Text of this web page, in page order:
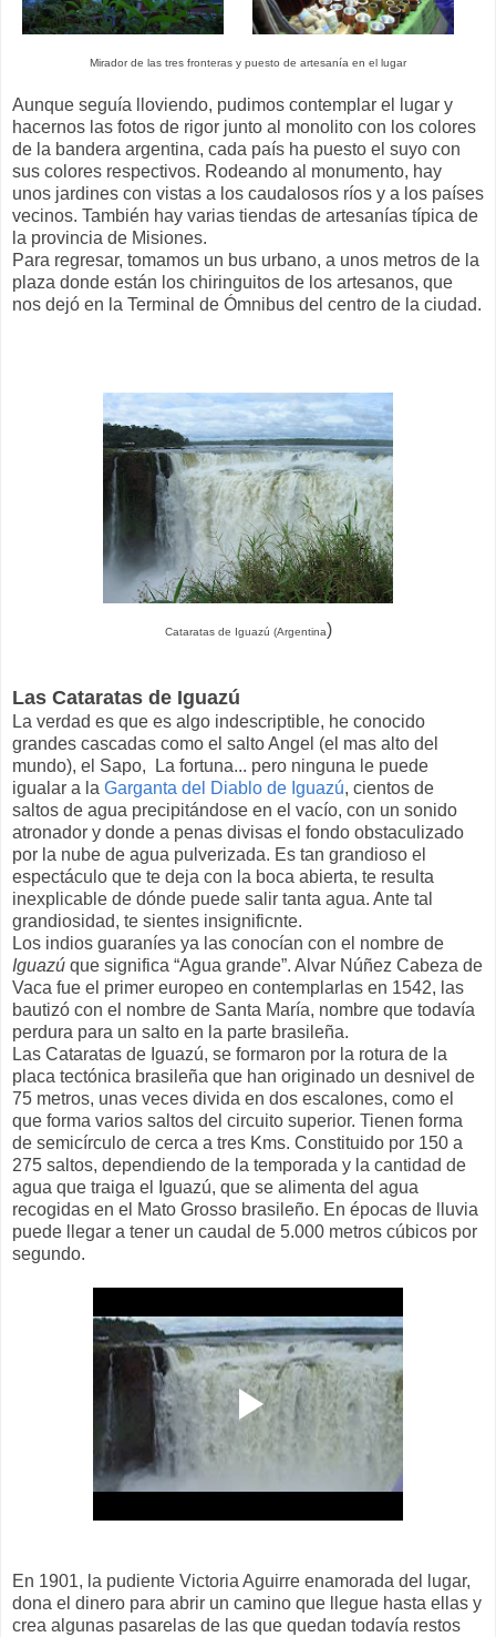
Mirador de las tres fronteras y puesto de artesanía en el lugar
Aunque seguía lloviendo, pudimos contemplar el lugar y
hacernos las fotos de rigor junto al monolito con los colores
de la bandera argentina, cada país ha puesto el suyo con
sus colores respectivos. Rodeando al monumento, hay
unos jardines con vistas a los caudalosos ríos y a los países
vecinos. También hay varias tiendas de artesanías típica de
la provincia de Misiones.
Para regresar, tomamos un bus urbano, a unos metros de la
plaza donde están los chiringuitos de los artesanos, que
nos dejó en la Terminal de Ómnibus del centro de la ciudad.
Cataratas de Iguazú (Argentina)
Las Cataratas de Iguazú
La verdad es que es algo indescriptible, he conocido
grandes cascadas como el salto Angel (el mas alto del
mundo), el Sapo, La fortuna... pero ninguna le puede
igualar a la Garganta del Diablo de Iguazú, cientos de
saltos de agua precipitándose en el vacío, con un sonido
atronador y donde a penas divisas el fondo obstaculizado
por la nube de agua pulverizada. Es tan grandioso el
espectáculo que te deja con la boca abierta, te resulta
inexplicable de dónde puede salir tanta agua. Ante tal
grandiosidad, te sientes insignificnte.
Los indios guaraníes ya las conocían con el nombre de
Iguazú que significa “Agua grande”. Alvar Núñez Cabeza de
Vaca fue el primer europeo en contemplarlas en 1542, las
bautizó con el nombre de Santa María, nombre que todavía
perdura para un salto en la parte brasileña.
Las Cataratas de Iguazú, se formaron por la rotura de la
placa tectónica brasileña que han originado un desnivel de
75 metros, unas veces divida en dos escalones, como el
que forma varios saltos del circuito superior. Tienen forma
de semicírculo de cerca a tres Kms. Constituido por 150 a
275 saltos, dependiendo de la temporada y la cantidad de
agua que traiga el Iguazú, que se alimenta del agua
recogidas en el Mato Grosso brasileño. En épocas de lluvia
puede llegar a tener un caudal de 5.000 metros cúbicos por
segundo.
En 1901, la pudiente Victoria Aguirre enamorada del lugar,
dona el dinero para abrir un camino que llegue hasta ellas y
crea algunas pasarelas de las que quedan todavía restos